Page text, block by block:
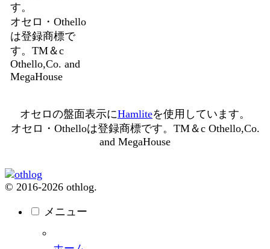
す。
オセロ・Othello
は登録商標で
す。TM＆c
Othello,Co. and
MegaHouse
オセロの盤面表示にHamliteを使用しています。
オセロ・Othelloは登録商標です。TM＆c Othello,Co.
and MegaHouse
© 2016-2026 othlog.
メニュー